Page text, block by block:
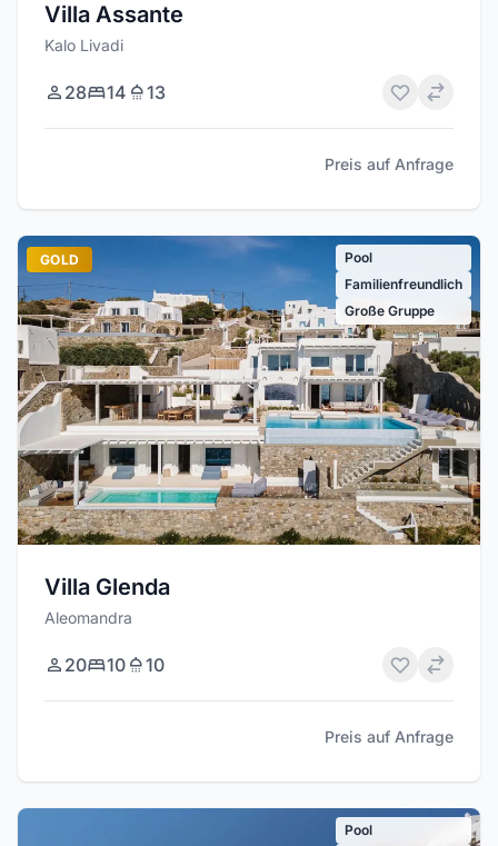
Villa Assante
Kalo Livadi
28 14 13
Preis auf Anfrage
GOLD
Pool
Familienfreundlich
Große Gruppe
Villa Glenda
Aleomandra
20 10 10
Preis auf Anfrage
Pool